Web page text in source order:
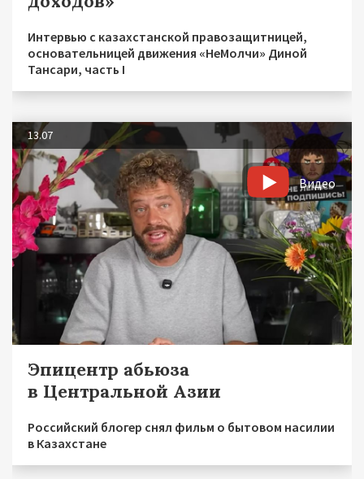
Интервью с казахстанской правозащитницей,
основательницей движения «НеМолчи» Диной
Тансари, часть I
13.07
Видео
Эпицентр абьюза
в Центральной Азии
Российский блогер снял фильм о бытовом насилии
в Казахстане